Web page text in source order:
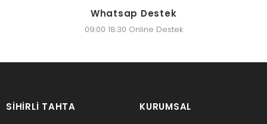
Whatsap Destek
09:00 18:30 Online Destek
SIHIRLI TAHTA KURUMSAL